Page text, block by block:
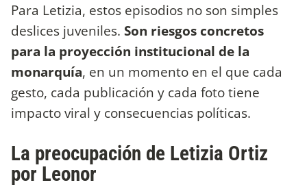
Para Letizia, estos episodios no son simples
deslices juveniles. Son riesgos concretos
para la proyección institucional de la
monarquía, en un momento en el que cada
gesto, cada publicación y cada foto tiene
impacto viral y consecuencias políticas.
La preocupación de Letizia Ortiz
por Leonor